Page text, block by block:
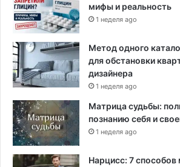
мифы и реальность
1 неделя ago
Метод одного
для обстановки
дизайнера
1 неделя ago
Матрица судьбы:
познанию себя и
1 неделя ago
Нарцисс: 7 способов